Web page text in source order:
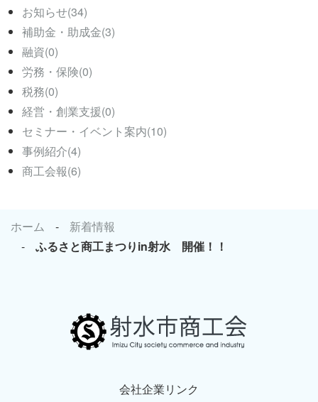
お知らせ(34)
補助金・助成金(3)
融資(0)
労務・保険(0)
税務(0)
経営・創業支援(0)
セミナー・イベント案内(10)
事例紹介(4)
商工会報(6)
ホーム
新着情報
ふるさと商工まつりin射水 開催！！
会社企業リンク